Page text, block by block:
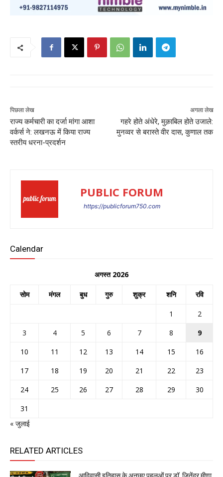
पिछला लेख
राज्य कर्मचारी का दर्जा मांगा आशा
वर्कर्स ने: लखनऊ में किया राज्य
स्तरीय धरना-प्रदर्शन
अगला लेख
गहरे होते अंधेरे, मुक़ाबिल होते उजाले:
मुनव्वर से बरास्ते वीर दास, कुणाल तक
PUBLIC FORUM
https://publicforum750.com
Calendar
अगस्त 2026
सोम मंगल बुध गुरु शुक्र शनि रवि
1
2
3
4 5 6 7 8
9
10
11 12 13 14 15
16
17
18 19 20 21 22
23
24
25 26 27 28 29
30
31
« जुलाई
RELATED ARTICLES